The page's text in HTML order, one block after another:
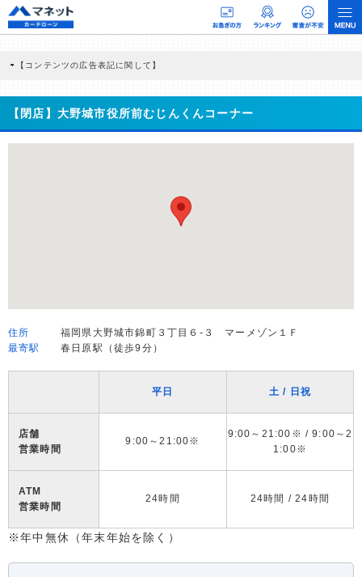
【コンテンツの広告表記に関して】
商品を根拠なくPRするものではなく、当編集部の調査／ユーザーへの口コミ収集な
どに基づき、公平性を担保した情報提供を行っています。
>提携企業一覧
【閉店】大野城市役所前むじんくんコーナー
住所
福岡県大野城市錦町３丁目６-３ マーメゾン１Ｆ
最寄駅
春日原駅（徒歩9分）
平日 土 / 日祝
店舗
営業時間
9:00～21:00※
9:00～21:00※ / 9:00～2
1:00※
ATM
営業時間
24時間 24時間 / 24時間
※年中無休（年末年始を除く）